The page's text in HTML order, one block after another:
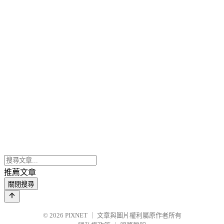
推薦文章
關閉搜尋
© 2026 PIXNET
文章與圖片權利屬原作者所有